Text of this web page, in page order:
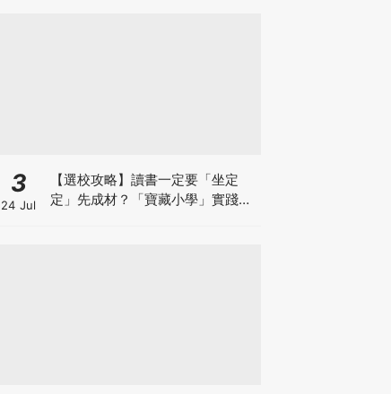
3
24 Jul
【選校攻略】讀書一定要「坐定
定」先成材？「寶藏小學」實踐動